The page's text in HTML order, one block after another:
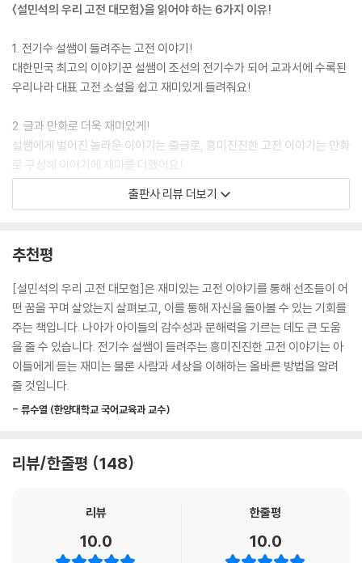
〈설민석의 우리 고전 대모험〉을 읽어야 하는 6가지 이유!
1. 전기수 설쌤이 들려주는 고전 이야기!
대한민국 최고의 이야기꾼 설쌤이 조선의 전기수가 되어 교과서에 수록된
우리나라 대표 고전 소설을 쉽고 재미있게 들려줘요!
2. 글과 만화로 더욱 재미있게!
설쌤에게 벌어진 놀라운 이야기는 줄글로, 흥미진진한 고전 이야기는 만화
로 구성해 이야기에 재미를 더했어요!
3. 풍부한 정보 페이지로 고전을 깊이 이해!
4. 읽으면서 생각하고, 쓰면서 정리!
단순히 읽기만 하는 독서는 그만! 고전 이야기와 관련된 다양한 질문을 통
해 생각을 틔우고, 독서 일기를 직접 쓰면서 생각을 정리해요!
5. 어휘력 및 문해력 강화!
어휘력 노트를 통해 책에서 나온 어휘와 속담을 정리하고, 이를 바탕으로
3학년 2학기 국어 1. 작품을 보고 느낌을 나누어요
5학년 1학기 국어 10. 주인공이 되어
출판사 리뷰 더보기
추천평
[설민석의 우리 고전 대모험]은 재미있는 고전 이야기를 통해 선조들이 어
떤 꿈을 꾸며 살았는지 살펴보고, 이를 통해 자신을 돌아볼 수 있는 기회를
주는 책입니다. 나아가 아이들의 감수성과 문해력을 기르는 데도 큰 도움
을 줄 수 있습니다. 전기수 설쌤이 들려주는 흥미진진한 고전 이야기는 아
이들에게 듣는 재미는 물론 사람과 세상을 이해하는 올바른 방법을 알려
줄 것입니다.
- 류수열 (한양대학교 국어교육과 교수)
리뷰/한줄평 148
리뷰
10.0
한줄평
10.0